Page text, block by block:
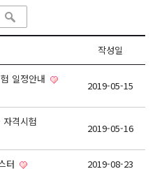
작성일
일정안내
2019-05-15
격시험
2019-05-16
터 2019-08-23
(MAX),레빗(REVIT))실무자 양성과정